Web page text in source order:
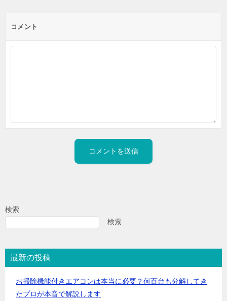
コメント
検索
検索
最新の投稿
お掃除機能付きエアコンは本当に必要？何百台も分解してき
たプロが本音で解説します